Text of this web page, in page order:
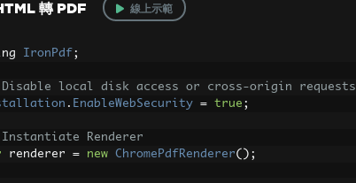
轉 PDF 線上示範
IronPdf ;
local disk access or cross-origin requests
. EnableWebSecurity = true ;
Renderer
renderer = new ChromePdfRenderer();